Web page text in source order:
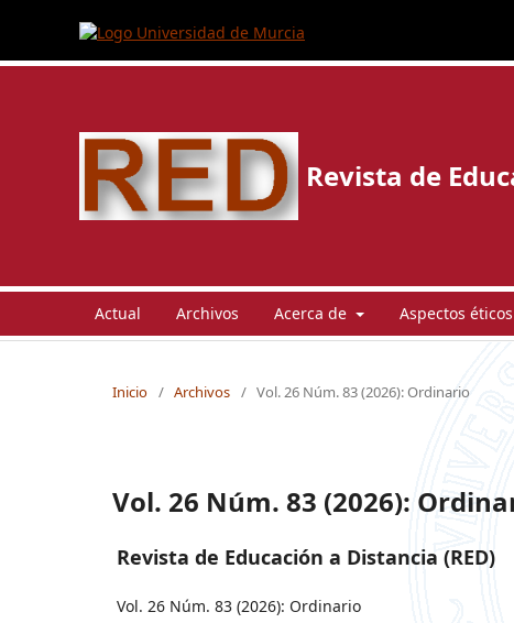
Revista de
Actual Archivos Acerca de Aspectos
Inicio / Archivos / Vol. 26 Núm. 83 (2026): Ordinario
Vol. 26 Núm. 83 (2026):
Revista de Educación a Distancia (RED)
Vol. 26 Núm. 83 (2026): Ordinario